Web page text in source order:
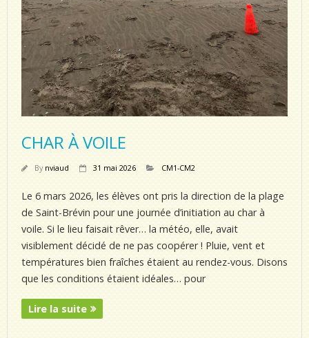
CHAR À VOILE
By nviaud 31 mai 2026 CM1-CM2
Le 6 mars 2026, les élèves ont pris la direction de la plage
de Saint-Brévin pour une journée d’initiation au char à
voile. Si le lieu faisait rêver… la météo, elle, avait
visiblement décidé de ne pas coopérer ! Pluie, vent et
températures bien fraîches étaient au rendez-vous. Disons
que les conditions étaient idéales… pour
Lire la suite